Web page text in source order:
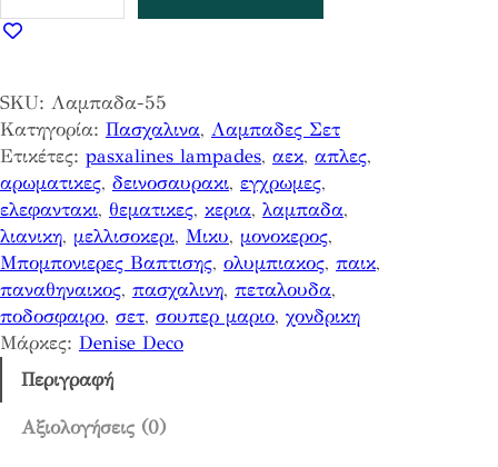
μ
δ
α
μ
α
ξ
ι
λ
α
ρ
ι
ε
SKU: Λαμπαδα-55
Κατηγορία: Πασχαλινα, Λαμπαδες Σετ
Ετικέτες: pasxalines lampades, αεκ, απλες
αρωματικες, δεινοσαυρακι, εγχρωμες
ελεφαντακι, θεματικες, κερια, λαμπαδα
λιανικη, μελλισοκερι, Μικυ, μονοκερος
Μπομπονιερες Βαπτισης, ολυμπιακος, παικ
παναθηναικος, πασχαλινη, πεταλουδα
ποδοσφαιρο, σετ, σουπερ μαριο, χονδρικη
Μάρκες: Denise Deco
Περιγραφή
Αξιολογήσεις (0)